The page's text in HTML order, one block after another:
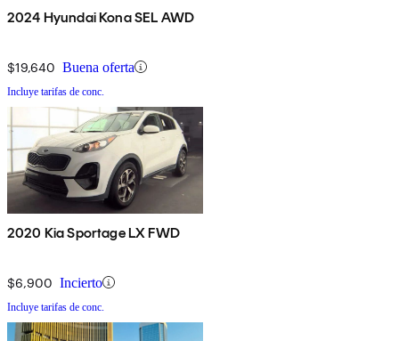
2024 Hyundai Kona SEL AWD
$19,640 Buena oferta
Incluye tarifas de conc.
2020 Kia Sportage LX FWD
$6,900 Incierto
Incluye tarifas de conc.